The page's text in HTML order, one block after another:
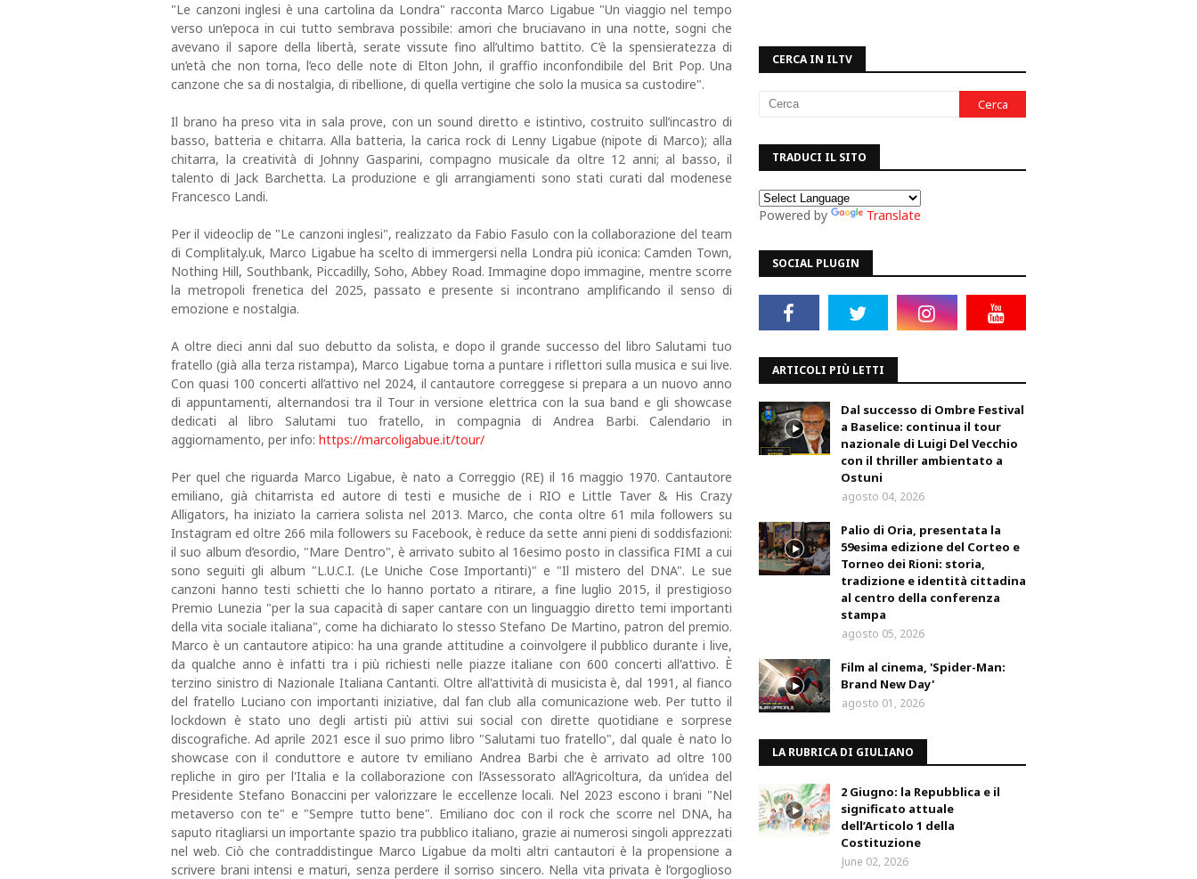
"Le canzoni inglesi è una cartolina da Londra" racconta Marco Ligabue "Un viaggio nel tempo
verso un’epoca in cui tutto sembrava possibile: amori che bruciavano in una notte, sogni che
avevano il sapore della libertà, serate vissute fino all’ultimo battito. C’è la spensieratezza di
un’età che non torna, l’eco delle note di Elton John, il graffio inconfondibile del Brit Pop. Una
canzone che sa di nostalgia, di ribellione, di quella vertigine che solo la musica sa custodire".
Il brano ha preso vita in sala prove, con un sound diretto e istintivo, costruito sull’incastro di
basso, batteria e chitarra. Alla batteria, la carica rock di Lenny Ligabue (nipote di Marco); alla
chitarra, la creatività di Johnny Gasparini, compagno musicale da oltre 12 anni; al basso, il
talento di Jack Barchetta. La produzione e gli arrangiamenti sono stati curati dal modenese
Francesco Landi.
Per il videoclip de "Le canzoni inglesi", realizzato da Fabio Fasulo con la collaborazione del team
di Complitaly.uk, Marco Ligabue ha scelto di immergersi nella Londra più iconica: Camden Town,
Nothing Hill, Southbank, Piccadilly, Soho, Abbey Road. Immagine dopo immagine, mentre scorre
la metropoli frenetica del 2025, passato e presente si incontrano amplificando il senso di
emozione e nostalgia.
A oltre dieci anni dal suo debutto da solista, e dopo il grande successo del libro Salutami tuo
fratello (già alla terza ristampa), Marco Ligabue torna a puntare i riflettori sulla musica e sui live.
Con quasi 100 concerti all’attivo nel 2024, il cantautore correggese si prepara a un nuovo anno
di appuntamenti, alternandosi tra il Tour in versione elettrica con la sua band e gli showcase
dedicati al libro Salutami tuo fratello, in compagnia di Andrea Barbi. Calendario in
aggiornamento, per info: https://marcoligabue.it/tour/
Per quel che riguarda Marco Ligabue, è nato a Correggio (RE) il 16 maggio 1970. Cantautore
emiliano, già chitarrista ed autore di testi e musiche de i RIO e Little Taver & His Crazy
Alligators, ha iniziato la carriera solista nel 2013. Marco, che conta oltre 61 mila followers su
Instagram ed oltre 266 mila followers su Facebook, è reduce da sette anni pieni di soddisfazioni:
il suo album d’esordio, "Mare Dentro", è arrivato subito al 16esimo posto in classifica FIMI a cui
sono seguiti gli album "L.U.C.I. (Le Uniche Cose Importanti)" e "Il mistero del DNA". Le sue
canzoni hanno testi schietti che lo hanno portato a ritirare, a fine luglio 2015, il prestigioso
Premio Lunezia "per la sua capacità di saper cantare con un linguaggio diretto temi importanti
della vita sociale italiana", come ha dichiarato lo stesso Stefano De Martino, patron del premio.
Marco è un cantautore atipico: ha una grande attitudine a coinvolgere il pubblico durante i live,
da qualche anno è infatti tra i più richiesti nelle piazze italiane con 600 concerti all'attivo. È
terzino sinistro di Nazionale Italiana Cantanti. Oltre all'attività di musicista è, dal 1991, al fianco
del fratello Luciano con importanti iniziative, dal fan club alla comunicazione web. Per tutto il
lockdown è stato uno degli artisti più attivi sui social con dirette quotidiane e sorprese
discografiche. Ad aprile 2021 esce il suo primo libro "Salutami tuo fratello", dal quale è nato lo
showcase con il conduttore e autore tv emiliano Andrea Barbi che è arrivato ad oltre 100
repliche in giro per l'Italia e la collaborazione con l’Assessorato all’Agricoltura, da un’idea del
Presidente Stefano Bonaccini per valorizzare le eccellenze locali. Nel 2023 escono i brani "Nel
metaverso con te" e "Sempre tutto bene". Emiliano doc con il rock che scorre nel DNA, ha
saputo ritagliarsi un importante spazio tra pubblico italiano, grazie ai numerosi singoli apprezzati
nel web. Ciò che contraddistingue Marco Ligabue da molti altri cantautori è la propensione a
scrivere brani intensi e maturi, senza perdere il sorriso sincero. Nella vita privata è l’orgoglioso
CERCA IN ILTV
TRADUCI IL SITO
Powered by Translate
SOCIAL PLUGIN
ARTICOLI PIÙ LETTI
Dal successo di Ombre Festival
a Baselice: continua il tour
nazionale di Luigi Del Vecchio
con il thriller ambientato a
Ostuni
agosto 04, 2026
Palio di Oria, presentata la
59esima edizione del Corteo e
Torneo dei Rioni: storia,
tradizione e identità cittadina
al centro della conferenza
stampa
agosto 05, 2026
Film al cinema, 'Spider-Man:
Brand New Day'
agosto 01, 2026
LA RUBRICA DI GIULIANO
2 Giugno: la Repubblica e il
significato attuale
dell’Articolo 1 della
Costituzione
June 02, 2026